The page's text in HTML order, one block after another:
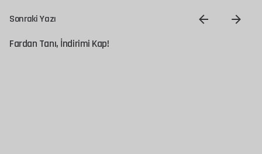
Sonraki Yazı
Fardan Tanı, İndirimi Kap!